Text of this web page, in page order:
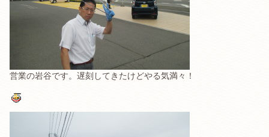
営業の岩谷です。遅刻してきたけどやる気満々！